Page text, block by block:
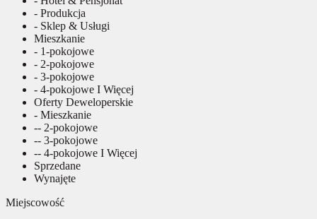
- Produkcja
- Sklep & Usługi
Mieszkanie
- 1-pokojowe
- 2-pokojowe
- 3-pokojowe
- 4-pokojowe I Więcej
Oferty Deweloperskie
- Mieszkanie
-- 2-pokojowe
-- 3-pokojowe
-- 4-pokojowe I Więcej
Sprzedane
Wynajęte
Miejscowość